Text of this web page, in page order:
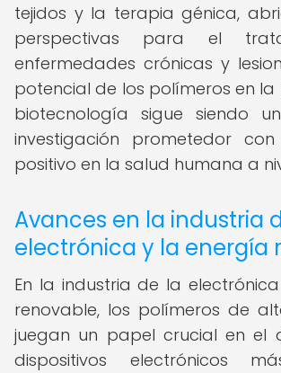
tejidos y la terapia génica,
perspectivas para el
enfermedades crónicas y
potencial de los polímeros en la
biotecnología sigue siendo
investigación prometedor
positivo en la salud humana a
Avances en la industria
electrónica y la energía
En la industria de la
renovable, los polímeros de
juegan un papel crucial en el
dispositivos electrónicos